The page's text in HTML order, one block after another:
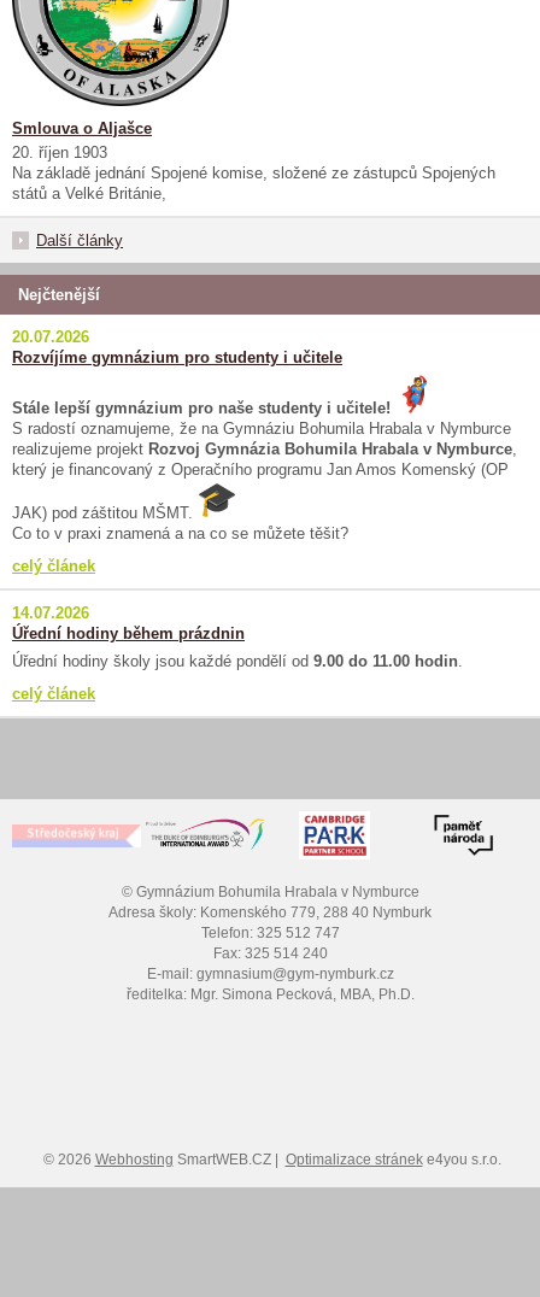
Smlouva o Aljašce
20. říjen 1903
Na základě jednání Spojené komise, složené ze zástupců Spojených
států a Velké Británie,
Další články
Nejčtenější
20.07.2026
Rozvíjíme gymnázium pro studenty i učitele
Stále lepší gymnázium pro naše studenty i učitele!
S radostí oznamujeme, že na Gymnáziu Bohumila Hrabala v Nymburce
realizujeme projekt Rozvoj Gymnázia Bohumila Hrabala v Nymburce
který je financovaný z Operačního programu Jan Amos Komenský (OP
JAK) pod záštitou MŠMT.
Co to v praxi znamená a na co se můžete těšit?
celý článek
14.07.2026
Úřední hodiny během prázdnin
Úřední hodiny školy jsou každé pondělí od 9.00 do 11.00 hodin
celý článek
© Gymnázium Bohumila Hrabala v Nymburce
Adresa školy: Komenského 779, 288 40 Nymburk
Telefon: 325 512 747
Fax: 325 514 240
E-mail: gymnasium@gym-nymburk.cz
ředitelka: Mgr. Simona Pecková, MBA, Ph.D.
© 2026 Webhosting SmartWEB.CZ | Optimalizace stráneke4you s.r.o.